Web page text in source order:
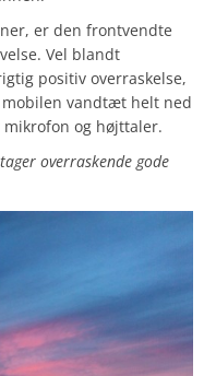
er den frontvendte
Vel blandt
positiv overraskelse,
vandtæt helt ned
og højttaler.
overraskende gode